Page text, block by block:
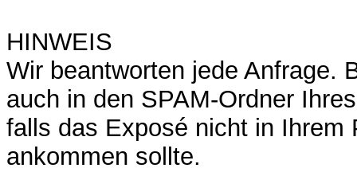
HINWEIS
Wir beantworten jede Anfrage.
auch in den SPAM-Ordner
falls das Exposé nicht in Ihrem
ankommen sollte.